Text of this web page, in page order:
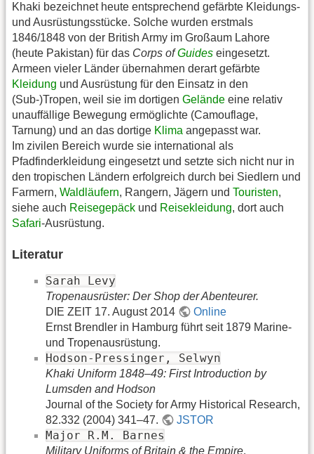
Khaki bezeichnet heute entsprechend gefärbte Kleidungs-
und Ausrüstungsstücke. Solche wurden erstmals
1846/1848 von der British Army im Großaum Lahore
(heute Pakistan) für das Corps ofGuides eingesetzt.
Armeen vieler Länder übernahmen derart gefärbte
Kleidung und Ausrüstung für den Einsatz in den
(Sub-)Tropen, weil sie im dortigen Gelände eine relativ
unauffällige Bewegung ermöglichte (Camouflage,
Tarnung) und an das dortige Klima angepasst war.
Im zivilen Bereich wurde sie international als
Pfadfinderkleidung eingesetzt und setzte sich nicht nur in
den tropischen Ländern erfolgreich durch bei Siedlern und
Farmern, Waldläufern, Rangern, Jägern und Touristen,
siehe auch Reisegepäck und Reisekleidung, dort auch
Safari-Ausrüstung.
Literatur
Sarah Levy
Tropenausrüster: Der Shop der Abenteurer.
DIE ZEIT 17. August 2014
Online
Ernst Brendler in Hamburg führt seit 1879 Marine-
und Tropenausrüstung.
Hodson-Pressinger, Selwyn
Khaki Uniform 1848–49: First Introduction by
Lumsden and Hodson
Journal of the Society for Army Historical Research,
82.332 (2004) 341–47.
JSTOR
Major R.M. Barnes
Military Uniforms of Britain & the Empire.